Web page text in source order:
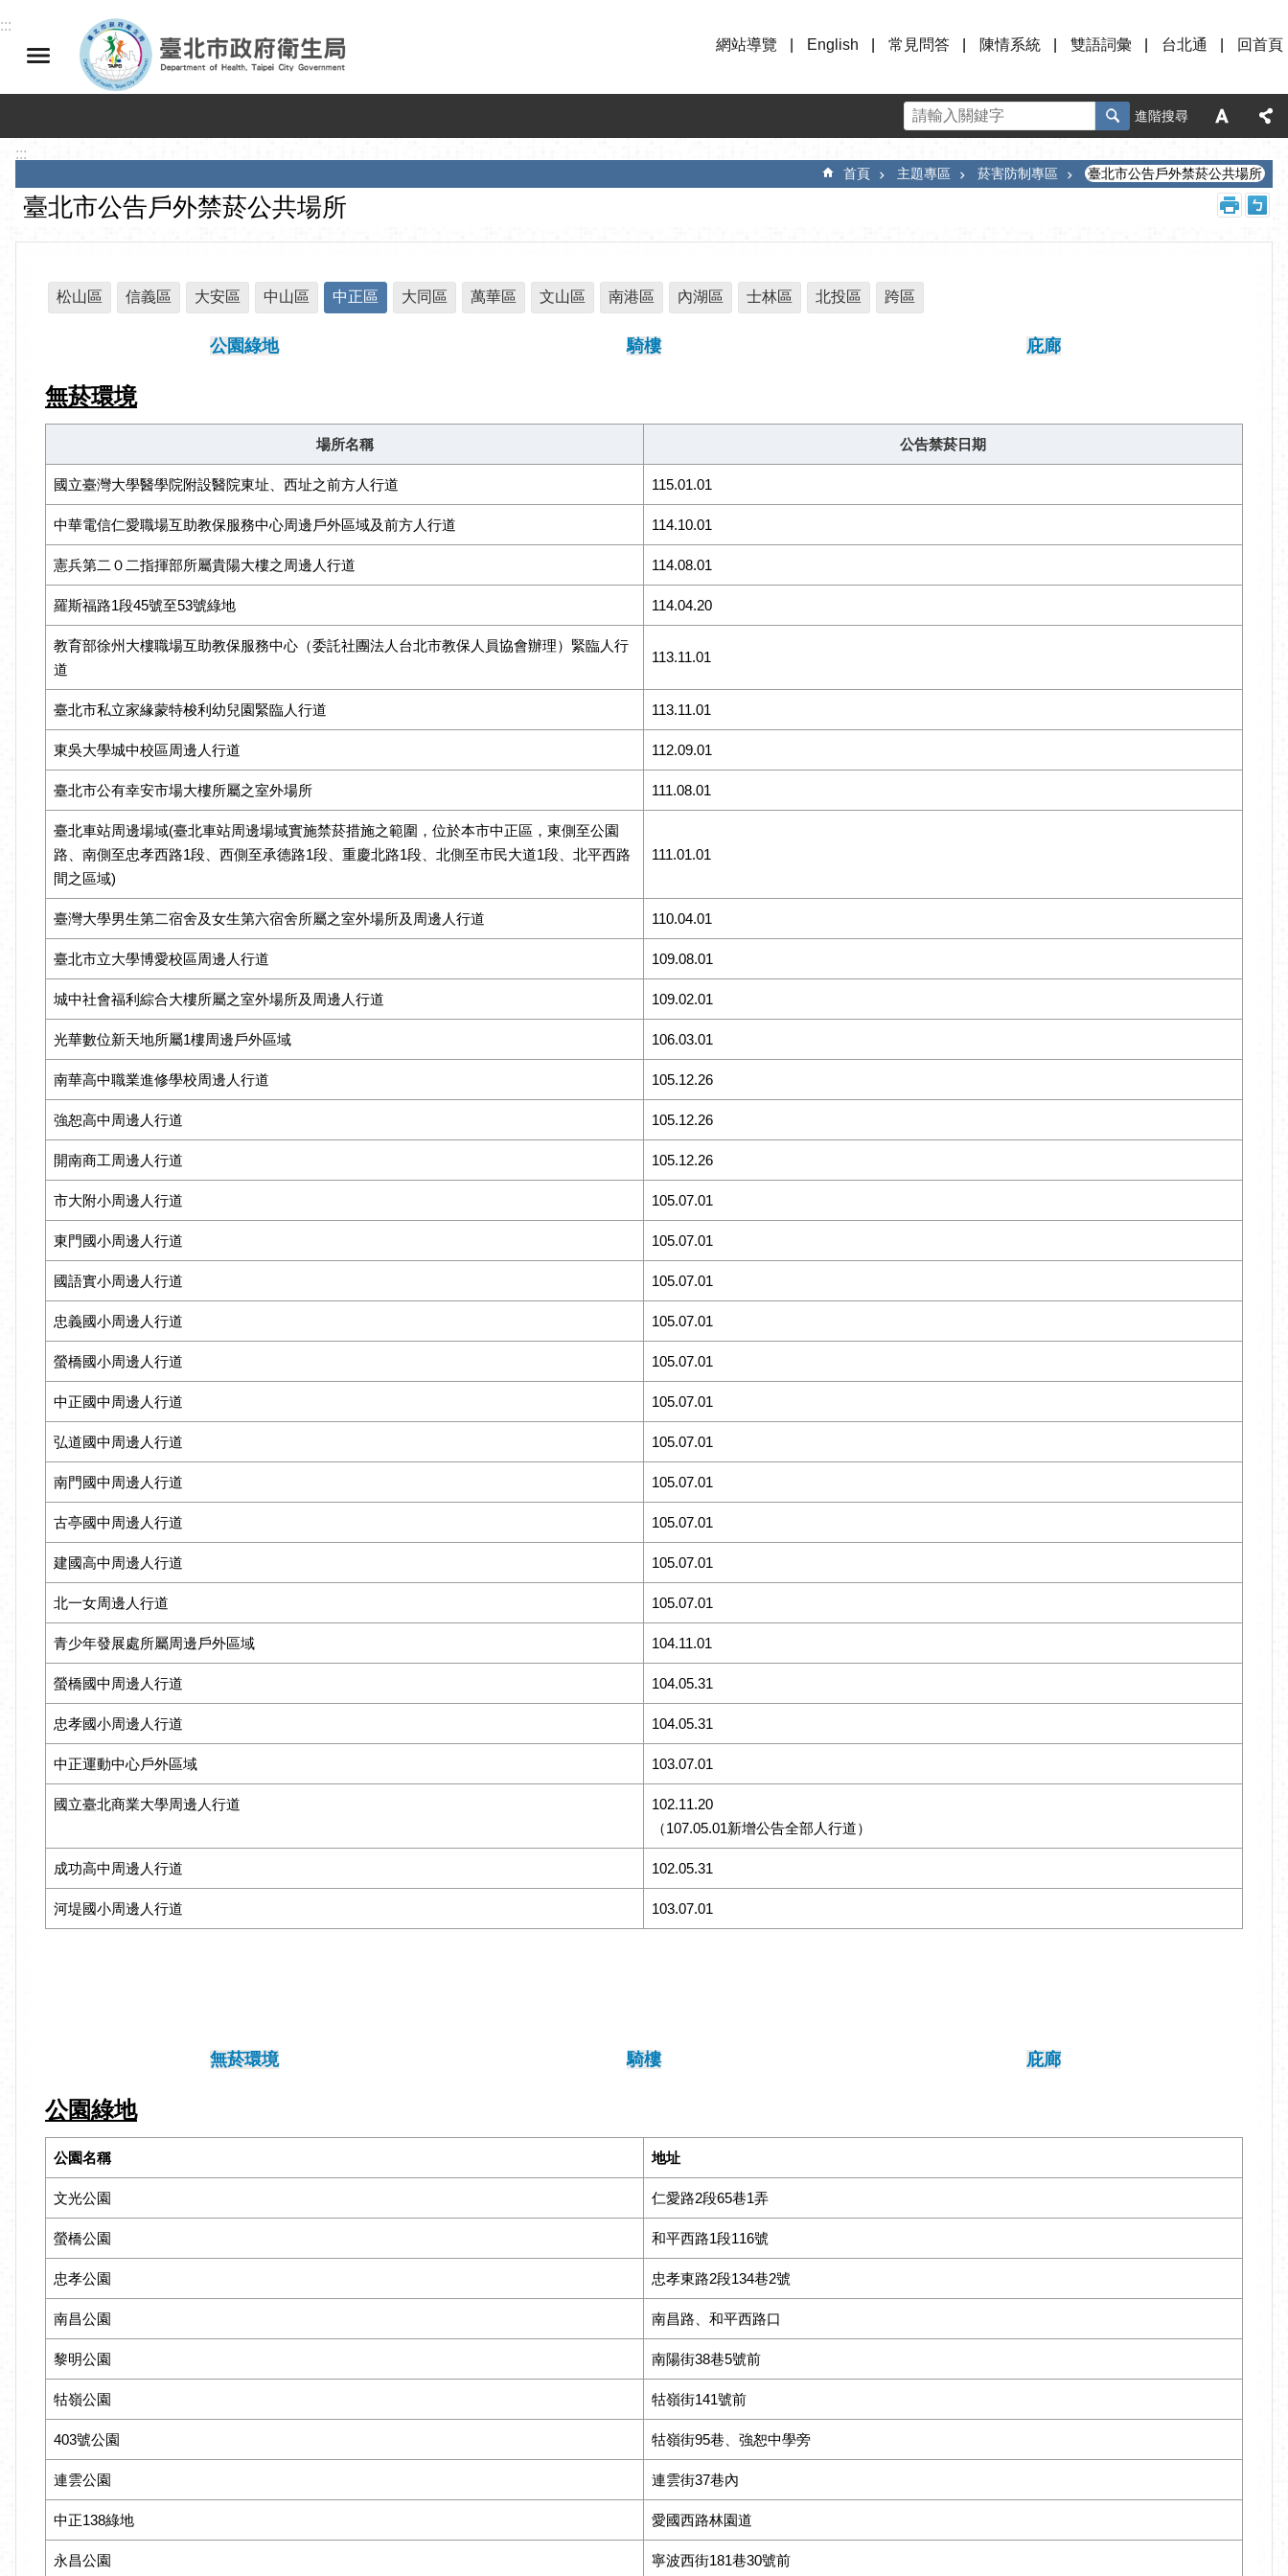
跳到主要內容區塊
:::
網站導覽
English 常見問答 陳情系統 雙語詞彙 台北通 回首頁
進階搜尋
:::
首頁 主題專區 菸害防制專區 臺北市公告戶外禁菸公共場所
臺北市公告戶外禁菸公共場所
松山區 信義區 大安區 中山區 中正區 大同區 萬華區 文山區 南港區 內湖區 士林區 北投區 跨區
公園綠地 騎樓 庇廊
無菸環境
場所名稱 公告禁菸日期
國立臺灣大學醫學院附設醫院東址、西址之前方人行道 115.01.01
中華電信仁愛職場互助教保服務中心周邊戶外區域及前方人行道 114.10.01
憲兵第二０二指揮部所屬貴陽大樓之周邊人行道 114.08.01
羅斯福路1段45號至53號綠地 114.04.20
教育部徐州大樓職場互助教保服務中心（委託社團法人台北市教保人員協會辦理）緊臨人行
道
113.11.01
臺北市私立家緣蒙特梭利幼兒園緊臨人行道 113.11.01
東吳大學城中校區周邊人行道 112.09.01
臺北市公有幸安市場大樓所屬之室外場所 111.08.01
臺北車站周邊場域(臺北車站周邊場域實施禁菸措施之範圍，位於本市中正區，東側至公園
路、南側至忠孝西路1段、西側至承德路1段、重慶北路1段、北側至市民大道1段、北平西路
間之區域)
111.01.01
臺灣大學男生第二宿舍及女生第六宿舍所屬之室外場所及周邊人行道 110.04.01
臺北市立大學博愛校區周邊人行道 109.08.01
城中社會福利綜合大樓所屬之室外場所及周邊人行道 109.02.01
光華數位新天地所屬1樓周邊戶外區域 106.03.01
南華高中職業進修學校周邊人行道 105.12.26
強恕高中周邊人行道 105.12.26
開南商工周邊人行道 105.12.26
市大附小周邊人行道 105.07.01
東門國小周邊人行道 105.07.01
國語實小周邊人行道 105.07.01
忠義國小周邊人行道 105.07.01
螢橋國小周邊人行道 105.07.01
中正國中周邊人行道 105.07.01
弘道國中周邊人行道 105.07.01
南門國中周邊人行道 105.07.01
古亭國中周邊人行道 105.07.01
建國高中周邊人行道 105.07.01
北一女周邊人行道 105.07.01
青少年發展處所屬周邊戶外區域 104.11.01
螢橋國中周邊人行道 104.05.31
忠孝國小周邊人行道 104.05.31
中正運動中心戶外區域 103.07.01
國立臺北商業大學周邊人行道
102.11.20
（107.05.01新增公告全部人行道）
成功高中周邊人行道 102.05.31
河堤國小周邊人行道 103.07.01
無菸環境 騎樓 庇廊
公園綠地
公園名稱 地址
文光公園 仁愛路2段65巷1弄
螢橋公園 和平西路1段116號
忠孝公園 忠孝東路2段134巷2號
南昌公園 南昌路、和平西路口
黎明公園 南陽街38巷5號前
牯嶺公園 牯嶺街141號前
403號公園 牯嶺街95巷、強恕中學旁
連雲公園 連雲街37巷內
中正138綠地 愛國西路林園道
永昌公園 寧波西街181巷30號前